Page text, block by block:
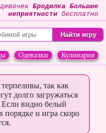
Бродилка Большие
неприятности бесплатно
Одевалки
Кулинария
так как
долго загружаться
Если видно белый
порядке и игра скоро